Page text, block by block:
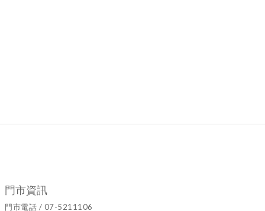
門市資訊
門市電話 / 07-5211106